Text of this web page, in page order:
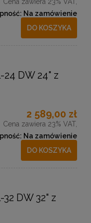
Cena zawiera 23% VAT,
Na zamówienie
DO KOSZYKA
DW 24" z
2 589,00 zł
Cena zawiera 23% VAT,
Na zamówienie
DO KOSZYKA
DW 32" z